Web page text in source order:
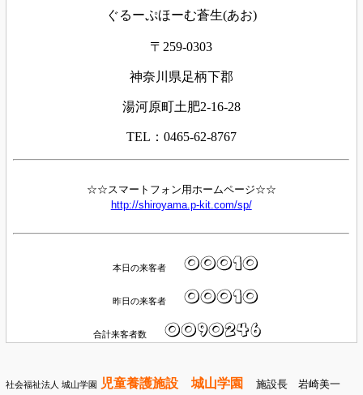
ぐるーぷほーむ蒼生(あお)
〒259-0303
神奈川県足柄下郡
湯河原町土肥2-16-28
TEL：0465-62-8767
☆☆スマートフォン用ホームページ☆☆
http://shiroyama.p-kit.com/sp/
本日の来客者
昨日の来客者
合計来客者数
社会福祉法人 城山学園 児童養護施設 城山学園 施設長 岩崎美一